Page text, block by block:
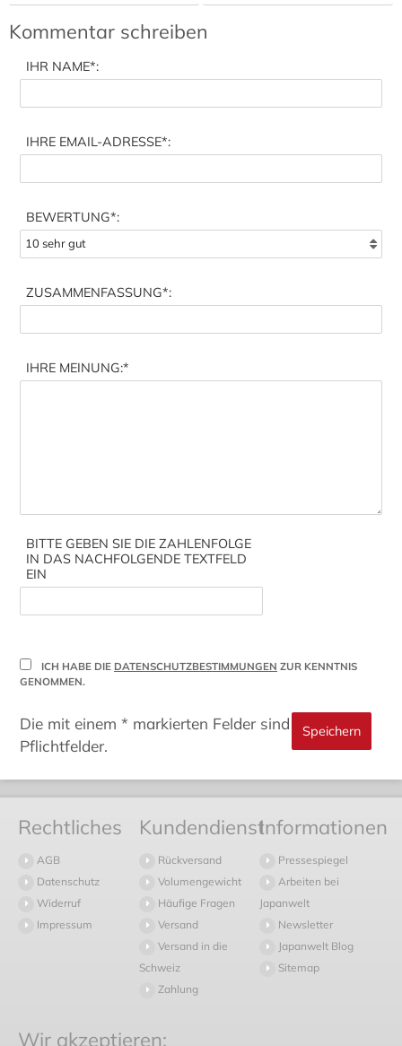
Kommentar schreiben
IHR NAME*:
IHRE EMAIL-ADRESSE*:
BEWERTUNG*:
ZUSAMMENFASSUNG*:
IHRE MEINUNG:*
BITTE GEBEN SIE DIE ZAHLENFOLGE
IN DAS NACHFOLGENDE TEXTFELD
EIN
ICH HABE DIE DATENSCHUTZBESTIMMUNGEN ZUR KENNTNIS
GENOMMEN.
Die mit einem * markierten Felder sind
Pflichtfelder.
Rechtliches
AGB
Datenschutz
Widerruf
Impressum
Kundendienst
Rückversand
Volumengewicht
Häufige Fragen
Versand
Versand in die
Schweiz
Zahlung
Informationen
Pressespiegel
Arbeiten bei
Japanwelt
Newsletter
Japanwelt Blog
Sitemap
Wir akzeptieren: